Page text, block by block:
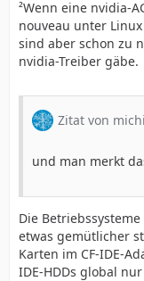
²Wenn eine nvidia-
nouveau unter
sind aber schon zu
nvidia-Treiber gäbe.
Zitat von michi
und man merkt
Die
etwas gemütlicher
Karten im CF-IDE-
IDE-HDDs global